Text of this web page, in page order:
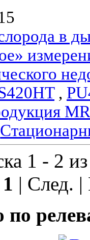
в
,
1 - 2
1 | След.
по